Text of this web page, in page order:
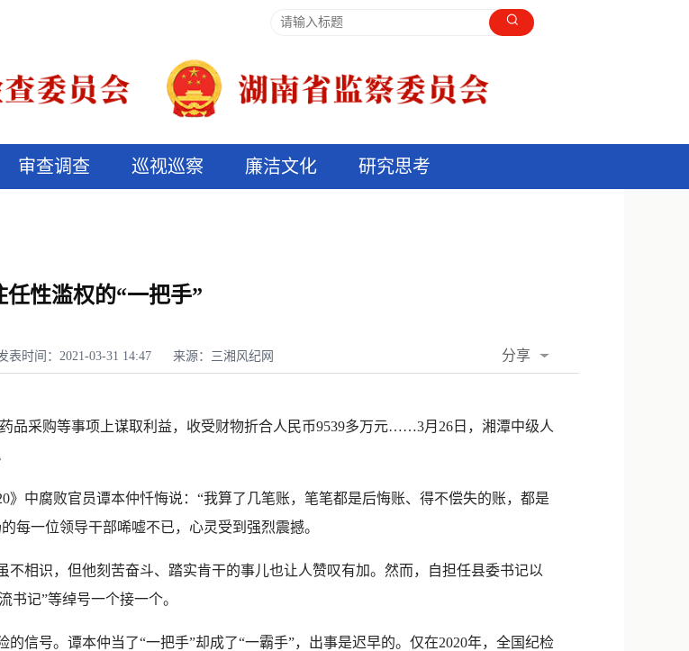
审查调查 巡视巡察 廉洁文化 研究思考
任性滥权的“一把手”
表时间：2021-03-31 14:47 来源：三湘风纪网 分享
新浪微博
微信
采购等事项上谋取利益，收受财物折合人民币9539多万元……3月26日，湘潭中级人
中腐败官员谭本仲忏悔说：“我算了几笔账，笔笔都是后悔账、得不偿失的账，都是
每一位领导干部唏嘘不已，心灵受到强烈震撼。
识，但他刻苦奋斗、踏实肯干的事儿也让人赞叹有加。然而，自担任县委书记以
书记”等绰号一个接一个。
号。谭本仲当了“一把手”却成了“一霸手”，出事是迟早的。仅在2020年，全国纪检